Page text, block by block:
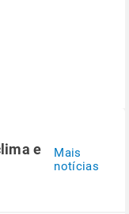
e
Mais
notícias